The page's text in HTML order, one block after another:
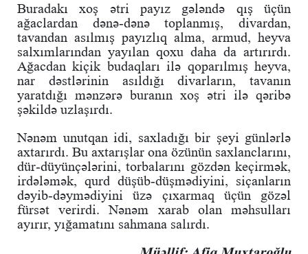
Buradakı xoş ətri payız gələndə qış üçün
ağaclardan dənə-dənə toplanmış, divardan,
tavandan asılmış payızlıq alma, armud, heyva
salxımlarından yayılan qoxu daha da artırırdı.
Ağacdan kiçik budaqları ilə qoparılmış heyva,
nar dəstlərinin asıldığı divarların, tavanın
yaratdığı mənzərə buranın xoş ətri ilə qəribə
şəkildə uzlaşırdı.
Nənəm unutqan idi, saxladığı bir şeyi günlərlə
axtarırdı. Bu axtarışlar ona özünün saxlanclarını,
dür-düyünçələrini, torbalarını gözdən keçirmək,
irdələmək, qurd düşüb-düşmədiyini, siçanların
dəyib-dəymədiyini üzə çıxarmaq üçün gözəl
fürsət verirdi. Nənəm xarab olan məhsulları
ayırır, yığamatını sahmana salırdı.